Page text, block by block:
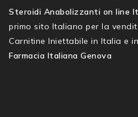
Steroidi Anabolizzanti on line
primo sito Italiano per la
Carnitine Iniettabile in Italia e
Farmacia Italiana Genova